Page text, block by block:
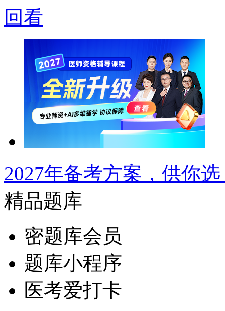
回看
2027年备考方案，供你
精品题库
密题库会员
题库小程序
医考爱打卡